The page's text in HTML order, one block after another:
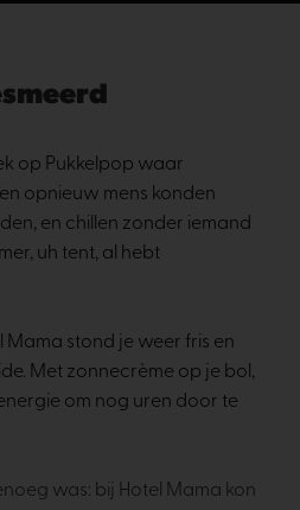
op Pukkelpop waar
opnieuw mens konden
en chillen zonder iemand
uh tent, al hebt
Mama stond je weer fris en
Met zonnecrème op je bol,
om nog uren door te
was: bij Hotel Mama kon